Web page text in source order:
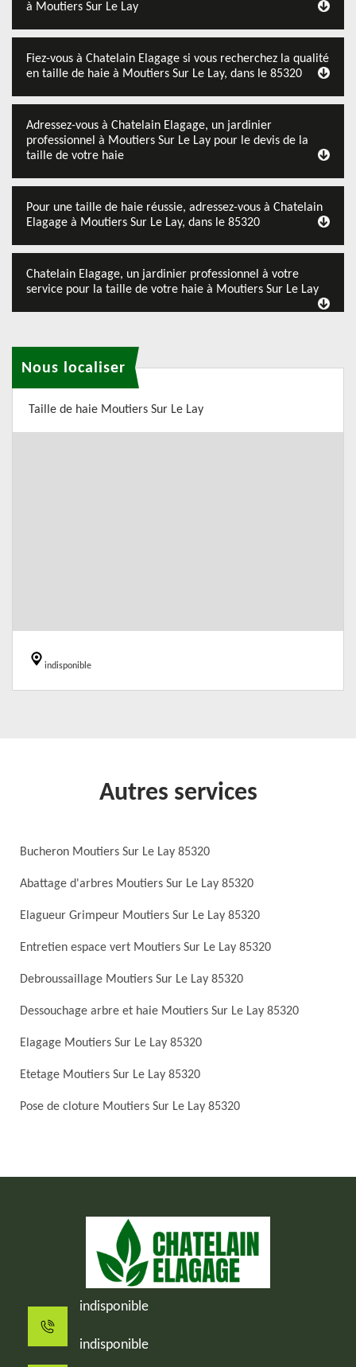
à Moutiers Sur Le Lay
Fiez-vous à Chatelain Elagage si vous recherchez la qualité
en taille de haie à Moutiers Sur Le Lay, dans le 85320
Adressez-vous à Chatelain Elagage, un jardinier
professionnel à Moutiers Sur Le Lay pour le devis de la
taille de votre haie
Pour une taille de haie réussie, adressez-vous à Chatelain
Elagage à Moutiers Sur Le Lay, dans le 85320
Chatelain Elagage, un jardinier professionnel à votre
service pour la taille de votre haie à Moutiers Sur Le Lay
Nous localiser
Taille de haie Moutiers Sur Le Lay
indisponible
Autres services
Bucheron Moutiers Sur Le Lay 85320
Abattage d'arbres Moutiers Sur Le Lay 85320
Elagueur Grimpeur Moutiers Sur Le Lay 85320
Entretien espace vert Moutiers Sur Le Lay 85320
Debroussaillage Moutiers Sur Le Lay 85320
Dessouchage arbre et haie Moutiers Sur Le Lay 85320
Elagage Moutiers Sur Le Lay 85320
Etetage Moutiers Sur Le Lay 85320
Pose de cloture Moutiers Sur Le Lay 85320
indisponible
indisponible